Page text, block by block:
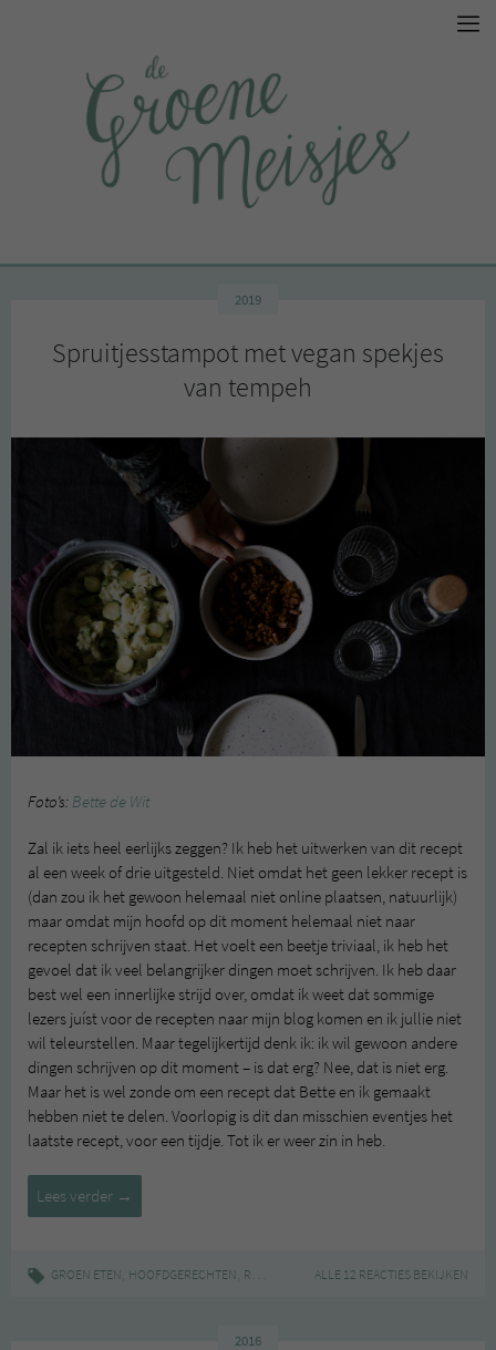
2019
Spruitjesstampot met vegan spekjes
van tempeh
Foto’s: Bette de Wit
Zal ik iets heel eerlijks zeggen? Ik heb het uitwerken van dit recept
al een week of drie uitgesteld. Niet omdat het geen lekker recept is
(dan zou ik het gewoon helemaal niet online plaatsen, natuurlijk)
maar omdat mijn hoofd op dit moment helemaal niet naar
recepten schrijven staat. Het voelt een beetje triviaal, ik heb het
gevoel dat ik veel belangrijker dingen moet schrijven. Ik heb daar
best wel een innerlijke strijd over, omdat ik weet dat sommige
lezers juíst voor de recepten naar mijn blog komen en ik jullie niet
wil teleurstellen. Maar tegelijkertijd denk ik: ik wil gewoon andere
dingen schrijven op dit moment – is dat erg? Nee, dat is niet erg.
Maar het is wel zonde om een recept dat Bette en ik gemaakt
hebben niet te delen. Voorlopig is dit dan misschien eventjes het
laatste recept, voor een tijdje. Tot ik er weer zin in heb.
Lees verder Spruitjesstampot
met
spekjes
→
GROEN ETEN, HOOFDGERECHTEN, RECEPT BUDGET,SPRUITJES,STAMPPOT
ALLE 12 REACTIES BEKIJKEN
2016